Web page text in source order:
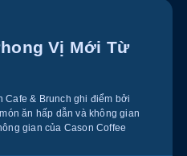
Vị Mới Từ
Cafe & Brunch ghi điểm bởi
ăn hấp dẫn và không gian
gian của Cason Coffee